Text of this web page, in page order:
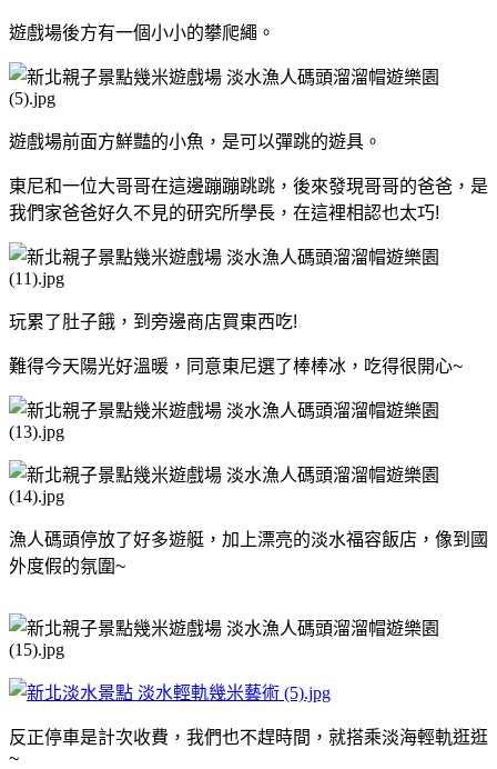
遊戲場後方有一個小小的攀爬繩。
遊戲場前面方鮮豔的小魚，是可以彈跳的遊具。
東尼和一位大哥哥在這邊蹦蹦跳跳， 後來發現哥哥的爸爸，是
我們家爸爸好久不見的研究所學長，在這裡相認也太巧!
玩累了肚子餓，到旁邊商店買東西吃!
難得今天陽光好溫暖，同意東尼選了棒棒冰，吃得很開心~
漁人碼頭停放了好多遊艇，加上漂亮的淡水福容飯店，像到國
外度假的氛圍~
反正停車是計次收費，我們也不趕時間，就搭乘淡海輕軌逛逛
~